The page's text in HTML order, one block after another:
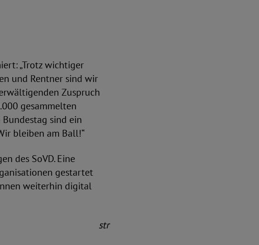
„Trotz wichtiger
und Rentner sind wir
Zuspruch
gesammelten
sind ein
bleiben am Ball!“
des SoVD. Eine
gestartet
weiterhin digital
str